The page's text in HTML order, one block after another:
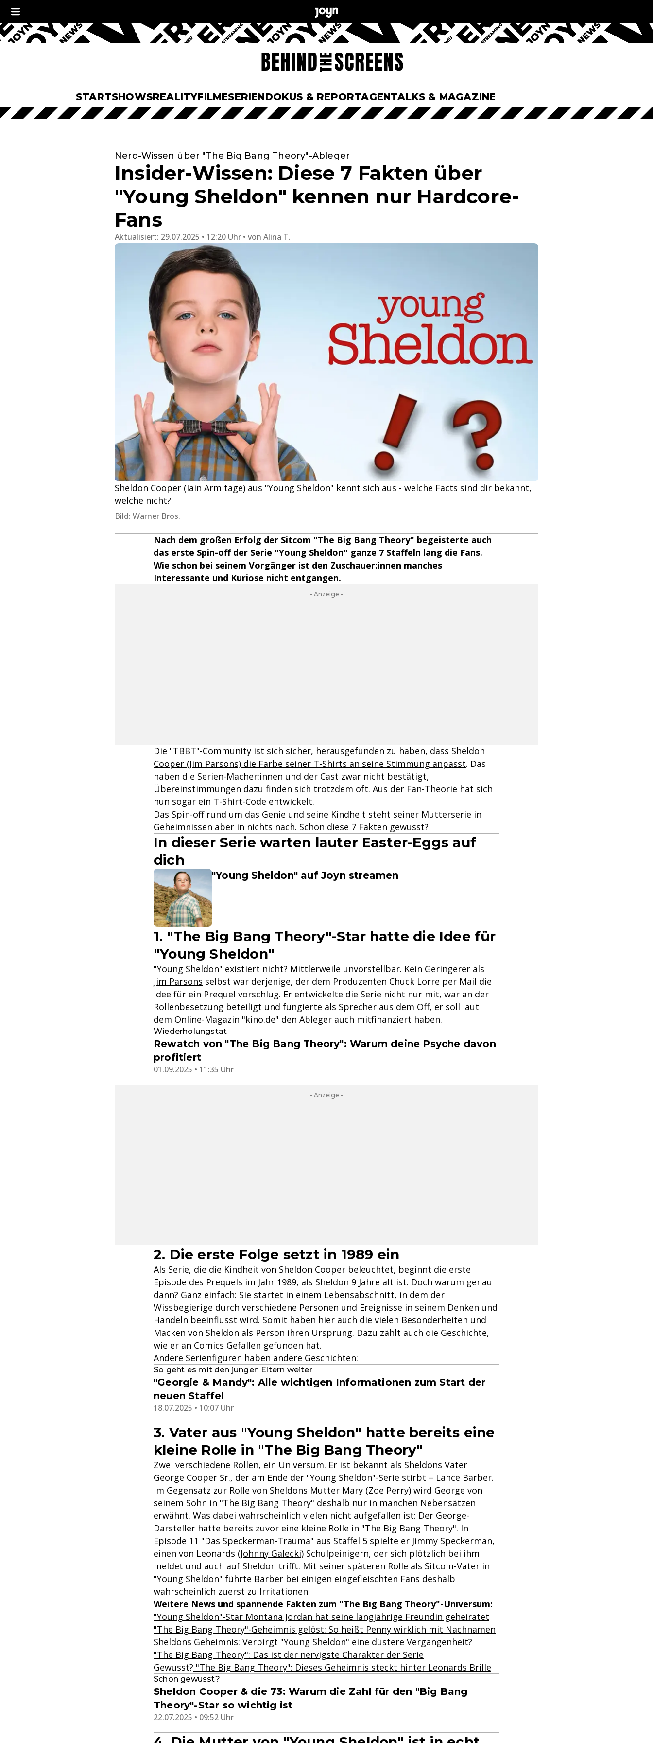
STARTSHOWSREALITYFILMESERIENDOKUS & REPORTAGENTALKS & MAGAZINE
Nerd-Wissen über "The Big Bang Theory"-Ableger
Insider-Wissen: Diese 7 Fakten über
"Young Sheldon" kennen nur Hardcore-
Fans
Aktualisiert: 29.07.2025 • 12:20 Uhr von Alina T.
Sheldon Cooper (Iain Armitage) aus "Young Sheldon" kennt sich aus - welche Facts sind dir bekannt,
welche nicht?
Bild: Warner Bros.
Nach dem großen Erfolg der Sitcom "The Big Bang Theory" begeisterte auch
das erste Spin-off der Serie "Young Sheldon" ganze 7 Staffeln lang die Fans.
Wie schon bei seinem Vorgänger ist den Zuschauer:innen manches
Interessante und Kuriose nicht entgangen.
- Anzeige -
Die "TBBT"-Community ist sich sicher, herausgefunden zu haben, dass Sheldon
Cooper (Jim Parsons) die Farbe seiner T-Shirts an seine Stimmung anpasst. Das
haben die Serien-Macher:innen und der Cast zwar nicht bestätigt,
Übereinstimmungen dazu finden sich trotzdem oft. Aus der Fan-Theorie hat sich
nun sogar ein T-Shirt-Code entwickelt.
Das Spin-off rund um das Genie und seine Kindheit steht seiner Mutterserie in
Geheimnissen aber in nichts nach. Schon diese 7 Fakten gewusst?
In dieser Serie warten lauter Easter-Eggs auf
dich
"Young Sheldon" auf Joyn streamen
1. "The Big Bang Theory"-Star hatte die Idee für
"Young Sheldon"
"Young Sheldon" existiert nicht? Mittlerweile unvorstellbar. Kein Geringerer als
Jim Parsons selbst war derjenige, der dem Produzenten Chuck Lorre per Mail die
Idee für ein Prequel vorschlug. Er entwickelte die Serie nicht nur mit, war an der
Rollenbesetzung beteiligt und fungierte als Sprecher aus dem Off, er soll laut
dem Online-Magazin "kino.de" den Ableger auch mitfinanziert haben.
Wiederholungstat
Rewatch von "The Big Bang Theory": Warum deine Psyche davon
profitiert
01.09.2025 • 11:35 Uhr
- Anzeige -
2. Die erste Folge setzt in 1989 ein
Als Serie, die die Kindheit von Sheldon Cooper beleuchtet, beginnt die erste
Episode des Prequels im Jahr 1989, als Sheldon 9 Jahre alt ist. Doch warum genau
dann? Ganz einfach: Sie startet in einem Lebensabschnitt, in dem der
Wissbegierige durch verschiedene Personen und Ereignisse in seinem Denken und
Handeln beeinflusst wird. Somit haben hier auch die vielen Besonderheiten und
Macken von Sheldon als Person ihren Ursprung. Dazu zählt auch die Geschichte,
wie er an Comics Gefallen gefunden hat.
Andere Serienfiguren haben andere Geschichten:
So geht es mit den jungen Eltern weiter
"Georgie & Mandy": Alle wichtigen Informationen zum Start der
neuen Staffel
18.07.2025 • 10:07 Uhr
3. Vater aus "Young Sheldon" hatte bereits eine
kleine Rolle in "The Big Bang Theory"
Zwei verschiedene Rollen, ein Universum. Er ist bekannt als Sheldons Vater
George Cooper Sr., der am Ende der "Young Sheldon"-Serie stirbt – Lance Barber.
Im Gegensatz zur Rolle von Sheldons Mutter Mary (Zoe Perry) wird George von
seinem Sohn in "The Big Bang Theory" deshalb nur in manchen Nebensätzen
erwähnt. Was dabei wahrscheinlich vielen nicht aufgefallen ist: Der George-
Darsteller hatte bereits zuvor eine kleine Rolle in "The Big Bang Theory". In
Episode 11 "Das Speckerman-Trauma" aus Staffel 5 spielte er Jimmy Speckerman,
einen von Leonards (Johnny Galecki) Schulpeinigern, der sich plötzlich bei ihm
meldet und auch auf Sheldon trifft. Mit seiner späteren Rolle als Sitcom-Vater in
"Young Sheldon" führte Barber bei einigen eingefleischten Fans deshalb
wahrscheinlich zuerst zu Irritationen.
Weitere News und spannende Fakten zum "The Big Bang Theory"-Universum:
"Young Sheldon"-Star Montana Jordan hat seine langjährige Freundin geheiratet
"The Big Bang Theory"-Geheimnis gelöst: So heißt Penny wirklich mit Nachnamen
Sheldons Geheimnis: Verbirgt "Young Sheldon" eine düstere Vergangenheit?
"The Big Bang Theory": Das ist der nervigste Charakter der Serie
Gewusst? "The Big Bang Theory": Dieses Geheimnis steckt hinter Leonards Brille
Schon gewusst?
Sheldon Cooper & die 73: Warum die Zahl für den "Big Bang
Theory"-Star so wichtig ist
22.07.2025 • 09:52 Uhr